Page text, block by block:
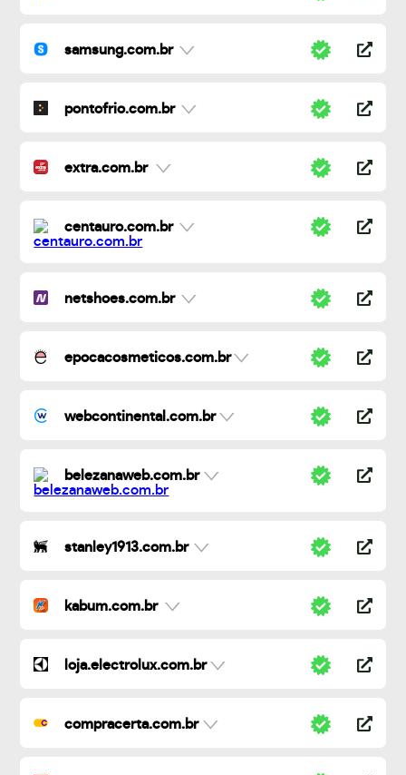
samsung.com.br
pontofrio.com.br
extra.com.br
centauro.com.br
netshoes.com.br
epocacosmeticos.com.br
webcontinental.com.br
belezanaweb.com.br
stanley1913.com.br
kabum.com.br
loja.electrolux.com.br
compracerta.com.br